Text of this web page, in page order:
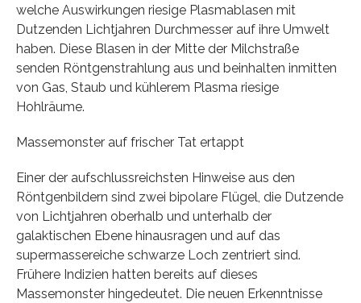
welche Auswirkungen riesige Plasmablasen mit
Dutzenden Lichtjahren Durchmesser auf ihre Umwelt
haben. Diese Blasen in der Mitte der Milchstraße
senden Röntgenstrahlung aus und beinhalten inmitten
von Gas, Staub und kühlerem Plasma riesige
Hohlräume.
Massemonster auf frischer Tat ertappt
Einer der aufschlussreichsten Hinweise aus den
Röntgenbildern sind zwei bipolare Flügel, die Dutzende
von Lichtjahren oberhalb und unterhalb der
galaktischen Ebene hinausragen und auf das
supermassereiche schwarze Loch zentriert sind.
Frühere Indizien hatten bereits auf dieses
Massemonster hingedeutet. Die neuen Erkenntnisse